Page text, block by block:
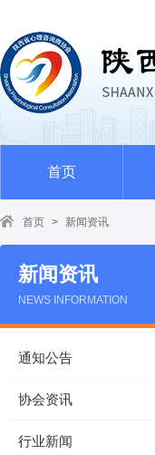
首页
首页 > 新闻资讯
新闻资讯
NEWS INFORMATION
通知公告
协会资讯
行业新闻